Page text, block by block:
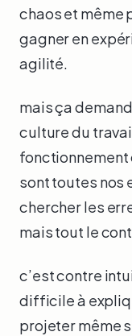
chaos et même
gagner en
agilité.
mais ça
culture du
fonctionnement
sont toutes nos
chercher les
mais tout le
c’est contre
difficile à
projeter même